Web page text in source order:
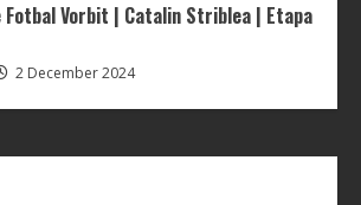
Fotbal Vorbit | Catalin Striblea | Etapa
2 December 2024